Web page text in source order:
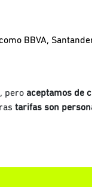
BBVA,
pero aceptamos de
tarifas son